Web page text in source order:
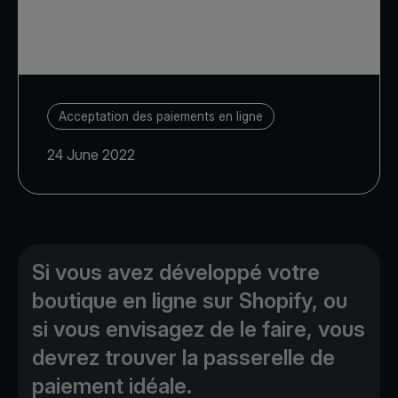
Acceptation des paiements en ligne
24 June 2022
Si vous avez développé votre
boutique en ligne sur Shopify, ou
si vous envisagez de le faire, vous
devrez trouver la passerelle de
paiement idéale.